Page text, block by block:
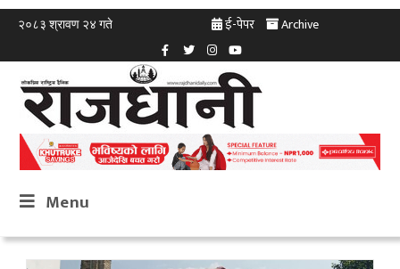
२०८३ श्रावण २४ गते ई-पेपर Archive
Menu